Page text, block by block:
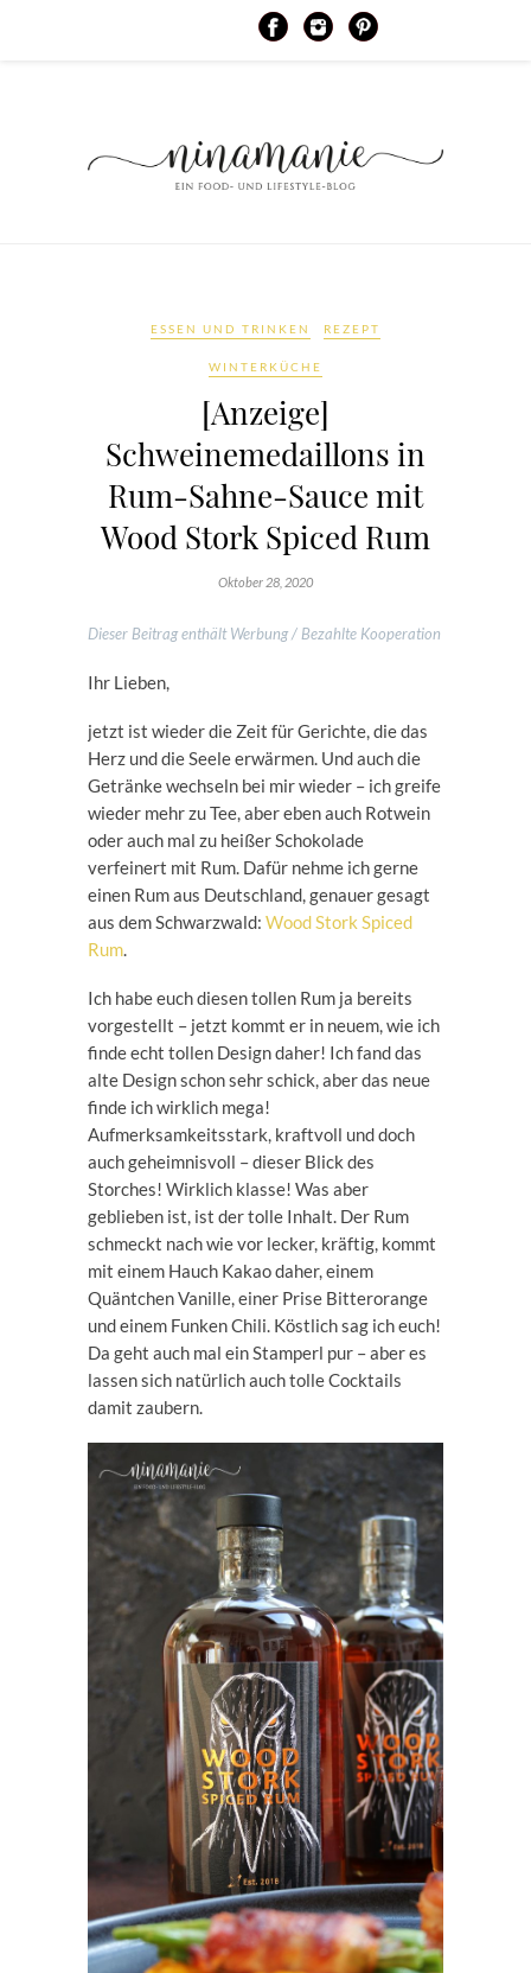
ESSEN UND TRINKEN REZEPT
WINTERKÜCHE
[Anzeige]
Schweinemedaillons in
Rum-Sahne-Sauce mit
Wood Stork Spiced Rum
Oktober 28, 2020
Dieser Beitrag enthält Werbung / Bezahlte Kooperation
Ihr Lieben,
jetzt ist wieder die Zeit für Gerichte, die das
Herz und die Seele erwärmen. Und auch die
Getränke wechseln bei mir wieder – ich greife
wieder mehr zu Tee, aber eben auch Rotwein
oder auch mal zu heißer Schokolade
verfeinert mit Rum. Dafür nehme ich gerne
einen Rum aus Deutschland, genauer gesagt
aus dem Schwarzwald: Wood Stork Spiced
Rum.
Ich habe euch diesen tollen Rum ja bereits
vorgestellt – jetzt kommt er in neuem, wie ich
finde echt tollen Design daher! Ich fand das
alte Design schon sehr schick, aber das neue
finde ich wirklich mega!
Aufmerksamkeitsstark, kraftvoll und doch
auch geheimnisvoll – dieser Blick des
Storches! Wirklich klasse! Was aber
geblieben ist, ist der tolle Inhalt. Der Rum
schmeckt nach wie vor lecker, kräftig, kommt
mit einem Hauch Kakao daher, einem
Quäntchen Vanille, einer Prise Bitterorange
und einem Funken Chili. Köstlich sag ich euch!
Da geht auch mal ein Stamperl pur – aber es
lassen sich natürlich auch tolle Cocktails
damit zaubern.